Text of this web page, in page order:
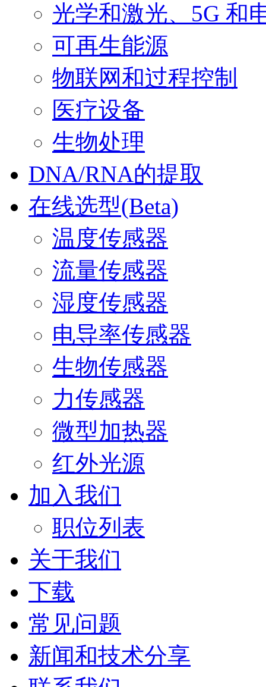
光学和激光、5G 和
可再生能源
物联网和过程控制
医疗设备
生物处理
DNA/RNA的提取
在线选型(Beta)
温度传感器
流量传感器
湿度传感器
电导率传感器
生物传感器
力传感器
微型加热器
红外光源
加入我们
职位列表
关于我们
下载
常见问题
新闻和技术分享